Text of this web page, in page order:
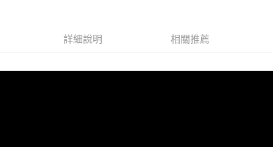
請求用戶進行身份認證。
詳細說明 相關推薦